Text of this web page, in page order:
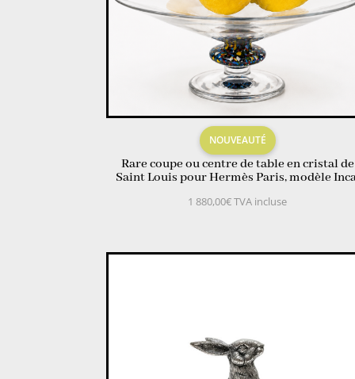
NOUVEAUTÉ
Rare coupe ou centre de table en cristal de
Saint Louis pour Hermès Paris, modèle
1 880,00€TVA incluse